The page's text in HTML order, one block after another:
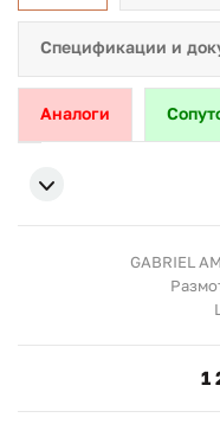
Спецификации и
Аналоги
GABRIEL
1